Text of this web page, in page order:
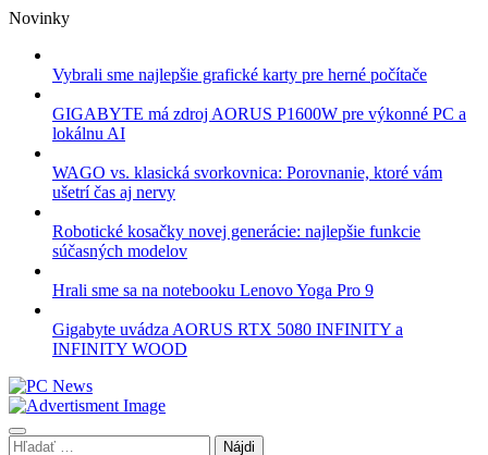
Skip
content
Novinky
Vybrali sme najlepšie grafické karty pre herné počítače
GIGABYTE má zdroj AORUS P1600W pre výkonné PC a
lokálnu AI
WAGO vs. klasická svorkovnica: Porovnanie, ktoré vám
ušetrí čas aj nervy
Robotické kosačky novej generácie: najlepšie funkcie
súčasných modelov
Hrali sme sa na notebooku Lenovo Yoga Pro 9
Gigabyte uvádza AORUS RTX 5080 INFINITY a
INFINITY WOOD
Hľadať: